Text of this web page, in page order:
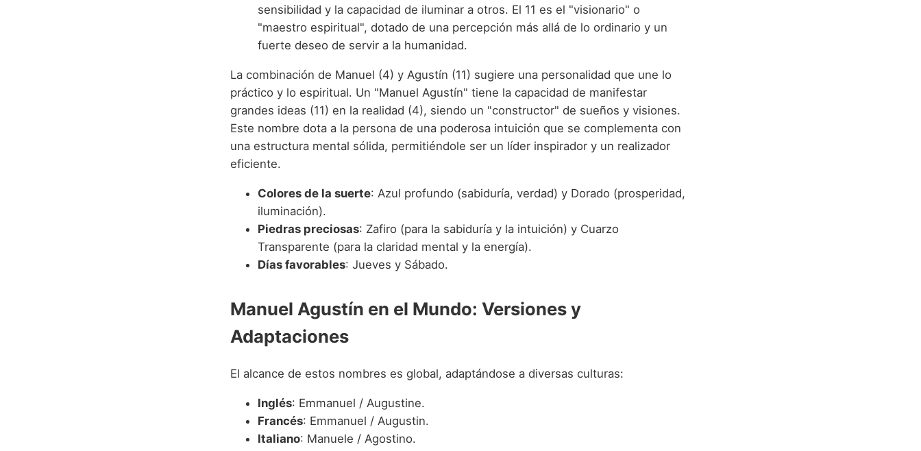
sensibilidad y la capacidad de iluminar a otros. El 11 es el "visionario" o
"maestro espiritual", dotado de una percepción más allá de lo ordinario y un
fuerte deseo de servir a la humanidad.
La combinación de Manuel (4) y Agustín (11) sugiere una personalidad que une lo
práctico y lo espiritual. Un "Manuel Agustín" tiene la capacidad de manifestar
grandes ideas (11) en la realidad (4), siendo un "constructor" de sueños y visiones.
Este nombre dota a la persona de una poderosa intuición que se complementa con
una estructura mental sólida, permitiéndole ser un líder inspirador y un realizador
eficiente.
Colores de la suerte: Azul profundo (sabiduría, verdad) y Dorado (prosperidad,
iluminación).
Piedras preciosas: Zafiro (para la sabiduría y la intuición) y Cuarzo
Transparente (para la claridad mental y la energía).
Días favorables: Jueves y Sábado.
Manuel Agustín en el Mundo: Versiones y
Adaptaciones
El alcance de estos nombres es global, adaptándose a diversas culturas:
Inglés: Emmanuel / Augustine.
Francés: Emmanuel / Augustin.
Italiano: Manuele / Agostino.